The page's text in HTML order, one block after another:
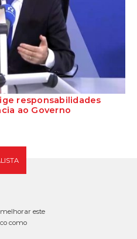
responsabilidades
ao Governo
este
como